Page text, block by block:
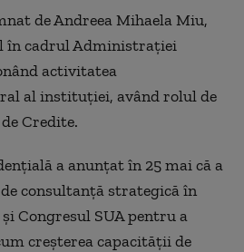
de Andreea Mihaela Miu,
în cadrul Administraţiei
activitatea
al instituţiei, având rolul de
Credite.
a anunţat în 25 mai că a
consultanţă strategică în
Congresul SUA pentru a
creşterea capacităţii de